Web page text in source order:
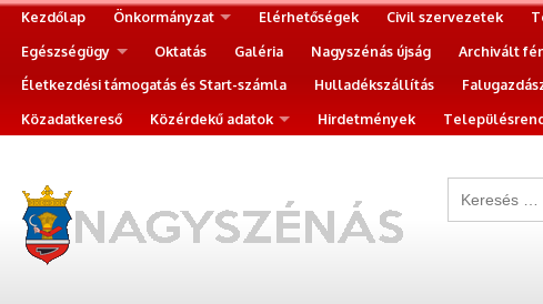
Kezdőlap Önkormányzat Elérhetőségek Civil szervezetek
Egészségügy
Oktatás Galéria Nagyszénás újság Archivált
Életkezdési támogatás és Start-számla
Hulladékszállítás
Közadatkereső
Közérdekű adatok Hirdetmények